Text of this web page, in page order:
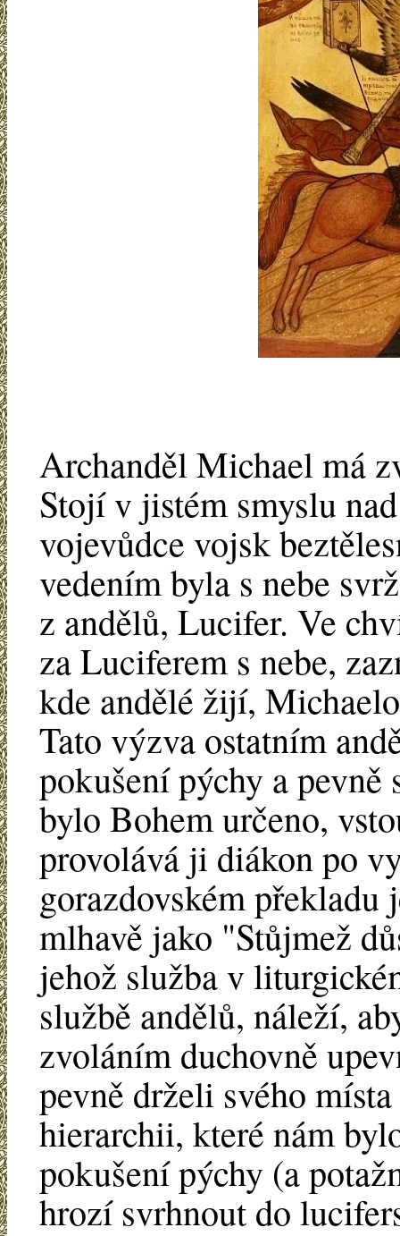
Archanděl Michael má
Stojí v jistém smyslu
vojevůdce vojsk
vedením byla s nebe
z andělů, Lucifer. Ve
za Luciferem s nebe,
kde andělé žijí,
Tato výzva ostatním
pokušení pýchy a
bylo Bohem určeno,
provolává ji diákon po
gorazdovském překladu
mlhavě jako "Stůjmež
jehož služba v
službě andělů, náleží,
zvoláním duchovně
pevně drželi svého
hierarchii, které nám
pokušení pýchy (a
hrozí svrhnout do